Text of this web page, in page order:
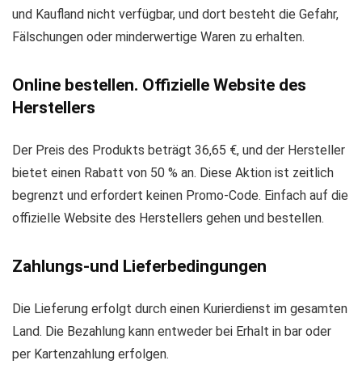
und Kaufland nicht verfügbar, und dort besteht die Gefahr,
Fälschungen oder minderwertige Waren zu erhalten.
Online bestellen. Offizielle Website des
Herstellers
Der Preis des Produkts beträgt 36,65 €, und der Hersteller
bietet einen Rabatt von 50 % an. Diese Aktion ist zeitlich
begrenzt und erfordert keinen Promo-Code. Einfach auf die
offizielle Website des Herstellers gehen und bestellen.
Zahlungs-und Lieferbedingungen
Die Lieferung erfolgt durch einen Kurierdienst im gesamten
Land. Die Bezahlung kann entweder bei Erhalt in bar oder
per Kartenzahlung erfolgen.